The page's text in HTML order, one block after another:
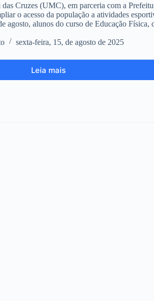
Cruzes (UMC), em parceria com a
o acesso da população a atividades
agosto, alunos do curso de Educação Física,
sexta-feira, 15, de agosto de 2025
Leia mais